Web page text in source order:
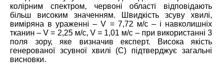
колірним спектром, червоні області відповідають
більш високим значенням. Швидкість зсуву хвилі,
виміряна в ураженні – V = 7,72 м/с – і навколишніх
тканин – V = 2,25 м/с, V = 1,01 м/с – при використанні 3
поля зору, яке визначив експерт. Висока якість
генерованої зсувної хвилі (С) підтверджує загальні
висновки.